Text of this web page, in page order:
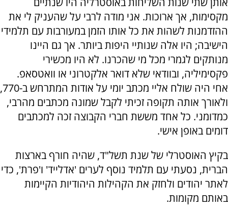
מקסימות, אך ארוכות. אני מודה לרבי על שהעניק לי את
ההזדמנות לשהות את כל אותו הזמן במעורבות עם תלמידי
הישיבה; היו אלה שנותיי היפות ביותר. אך גם היינו
מנותקים לגמרי מכל מי שהכרנו. לא היו מכשירי
פקסימיליה, ובוודאי שלא דואר אלקטרוני או וואטסאפ.
אחי היה שולח אליי מכתב יומי על אודות המתרחש ב-770,
ולאורך אותה תקופה זכיתי לקבל שמונה מכתבים מהרבי,
כמדומני. כל אחד מששת חברי הקבוצה זכה למכתבים
דומים באופן אישי.
בקיץ האוסטרלי של שנת תשל"ד, שהיה חורף בארצות
הברית, נסעתי עם תלמיד נוסף לערים 'אדלייד' ו'פרת', כדי
לאתר יהודים ולחזק את הקהילות היהודיות הקיימות
באותם מקומות.